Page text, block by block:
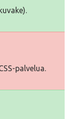
palvelua.